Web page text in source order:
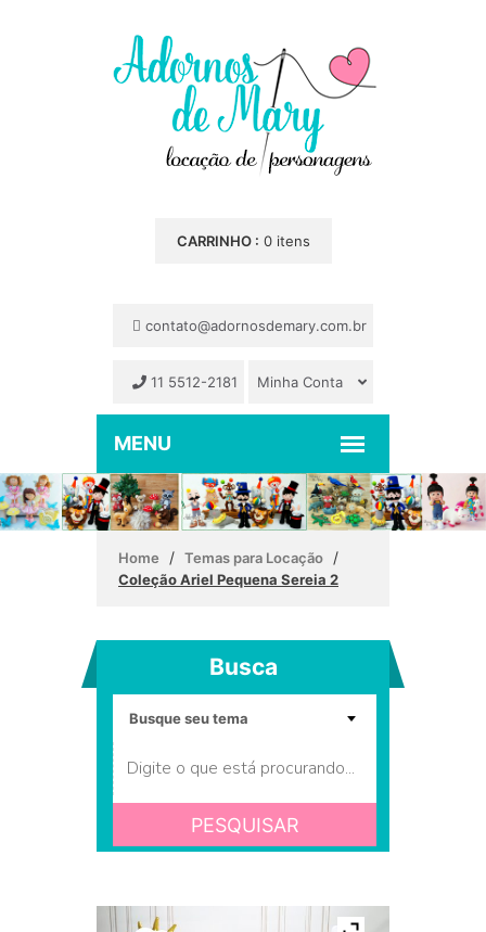
CARRINHO : 0 itens
contato@adornosdemary.com.br
11 5512-2181 Minha Conta
Home / Temas para Locação /
Coleção Ariel Pequena Sereia 2
Busca
PESQUISAR